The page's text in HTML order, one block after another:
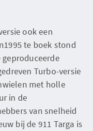
ook een
te boek stond
geproduceerde
Turbo-versie
met holle
in de
van snelheid
bij de 911 Targa is